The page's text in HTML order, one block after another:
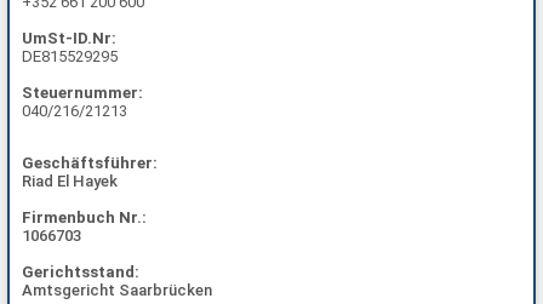
UmSt-ID.Nr:
DE815529295
Steuernummer:
040/216/21213
Geschäftsführer:
Riad El Hayek
Firmenbuch Nr.:
1066703
Gerichtsstand:
Amtsgericht Saarbrücken